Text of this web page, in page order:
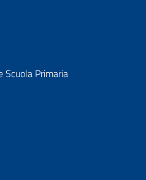
Scuola Primaria